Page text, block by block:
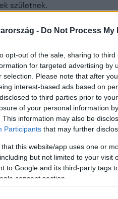
- Do Not Process
opt-out of the sale, sharing to
for targeted advertising by
selection. Please note that after
interest-based ads based on
to third parties prior to
of your personal information
This information may also be
Participants that may further
that this website/app uses one or
but not limited to your visit
to Google and its third-party tags
consent section.
születnek.
pénzükön
százados
szerint sok katona saját
sincs vége – így
ukrán veteránok